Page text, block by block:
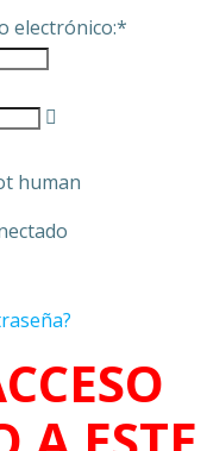
electrónico:*
human